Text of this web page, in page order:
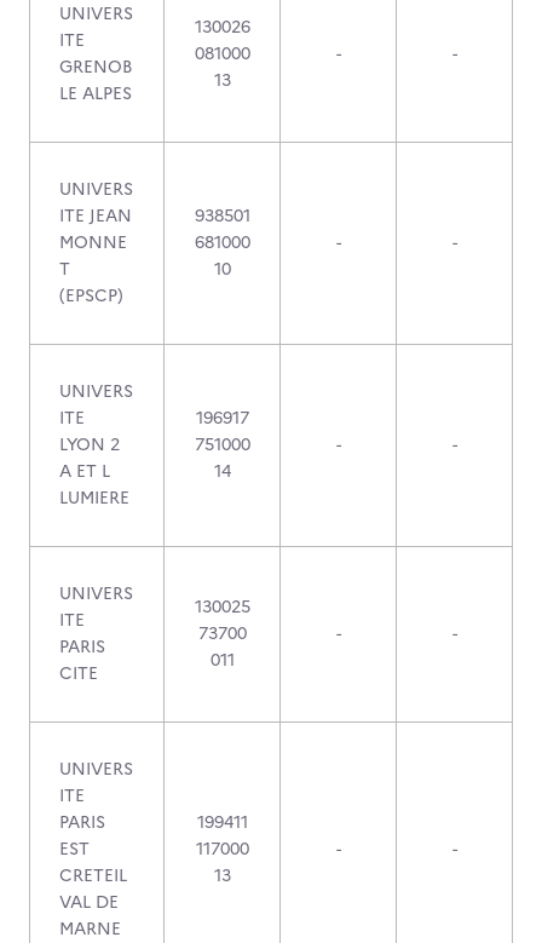
UNIVERS
ITE
GRENOB
LE ALPES
130026
081000
13
- -
UNIVERS
ITE JEAN
MONNE
T
(EPSCP)
938501
681000
10
- -
UNIVERS
ITE
LYON 2
A ET L
LUMIERE
196917
751000
14
- -
UNIVERS
ITE
PARIS
CITE
130025
73700
011
- -
UNIVERS
ITE
PARIS
EST
CRETEIL
VAL DE
MARNE
199411
117000
13
- -